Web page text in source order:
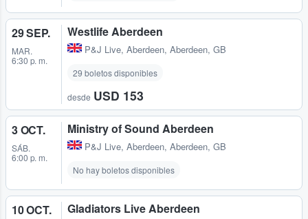
29 SEP.
MAR.
6:30 p. m.
Westlife Aberdeen
P&J Live, Aberdeen, Aberdeen, GB
29 boletos disponibles
desde USD 153
3 OCT.
SÁB.
6:00 p. m.
Ministry of Sound Aberdeen
P&J Live, Aberdeen, Aberdeen, GB
No hay boletos disponibles
10 OCT. Gladiators Live Aberdeen